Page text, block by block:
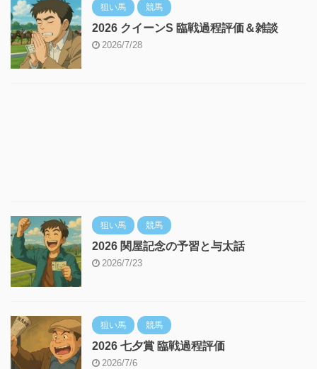
狙い馬 競馬
2026 クイーンS 臨戦過程評価＆雑談
2026/7/28
狙い馬 競馬
2026 関屋記念の予習と与太話
2026/7/23
狙い馬 競馬
2026 七夕賞 臨戦過程評価
2026/7/6